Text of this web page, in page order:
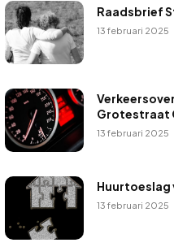
Raadsbrief
13 februari 2025
Grotestraat
13 februari 2025
13 februari 2025